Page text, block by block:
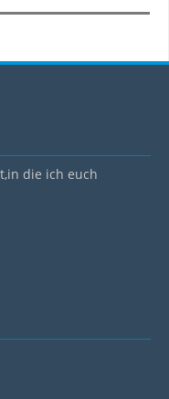
die ich euch